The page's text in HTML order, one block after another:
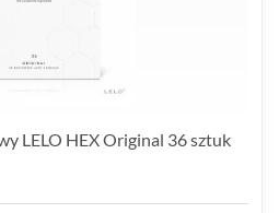
LELO HEX Original 36 sztuk